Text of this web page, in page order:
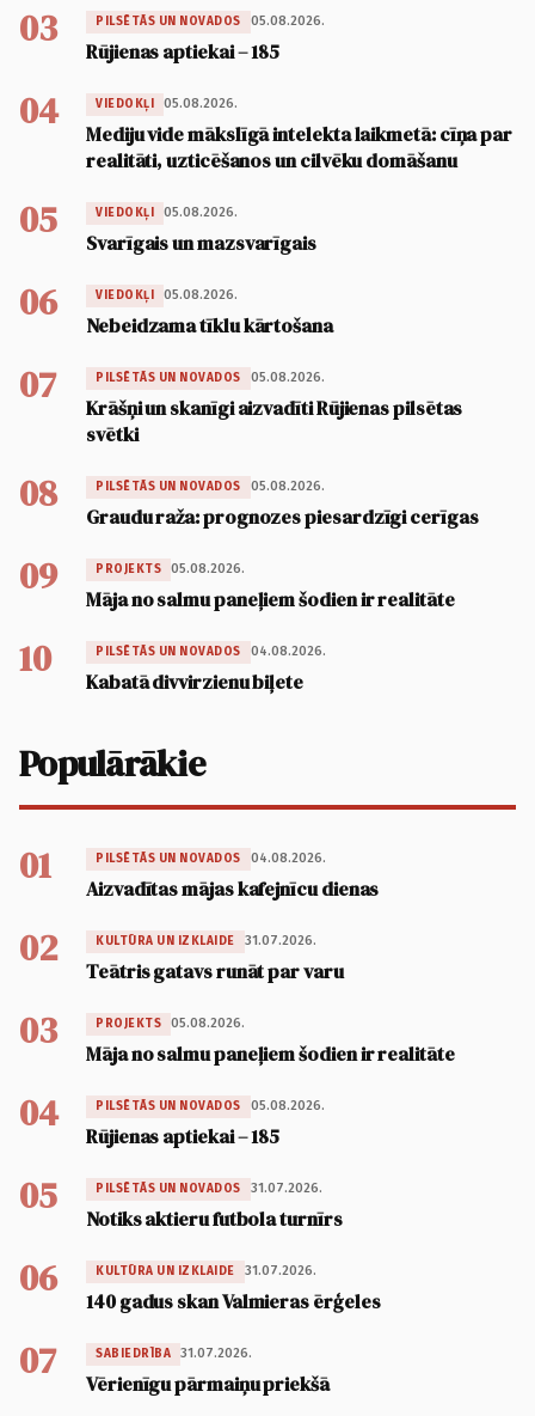
03 PILSĒTĀS UN NOVADOS 05.08.2026.
Rūjienas aptiekai – 185
04 VIEDOKĻI 05.08.2026.
Mediju vide mākslīgā intelekta laikmetā: cīņa par
realitāti, uzticēšanos un cilvēku domāšanu
05 VIEDOKĻI 05.08.2026.
Svarīgais un mazsvarīgais
06 VIEDOKĻI 05.08.2026.
Nebeidzama tīklu kārtošana
07 PILSĒTĀS UN NOVADOS 05.08.2026.
Krāšņi un skanīgi aizvadīti Rūjienas pilsētas
svētki
08 PILSĒTĀS UN NOVADOS 05.08.2026.
Graudu raža: prognozes piesardzīgi cerīgas
09 PROJEKTS 05.08.2026.
Māja no salmu paneļiem šodien ir realitāte
10 PILSĒTĀS UN NOVADOS 04.08.2026.
Kabatā divvirzienu biļete
Populārākie
01 PILSĒTĀS UN NOVADOS 04.08.2026.
Aizvadītas mājas kafejnīcu dienas
02 KULTŪRA UN IZKLAIDE 31.07.2026.
Teātris gatavs runāt par varu
03 PROJEKTS 05.08.2026.
Māja no salmu paneļiem šodien ir realitāte
04 PILSĒTĀS UN NOVADOS 05.08.2026.
Rūjienas aptiekai – 185
05 PILSĒTĀS UN NOVADOS 31.07.2026.
Notiks aktieru futbola turnīrs
06 KULTŪRA UN IZKLAIDE 31.07.2026.
140 gadus skan Valmieras ērģeles
07 SABIEDRĪBA 31.07.2026.
Vērienīgu pārmaiņu priekšā